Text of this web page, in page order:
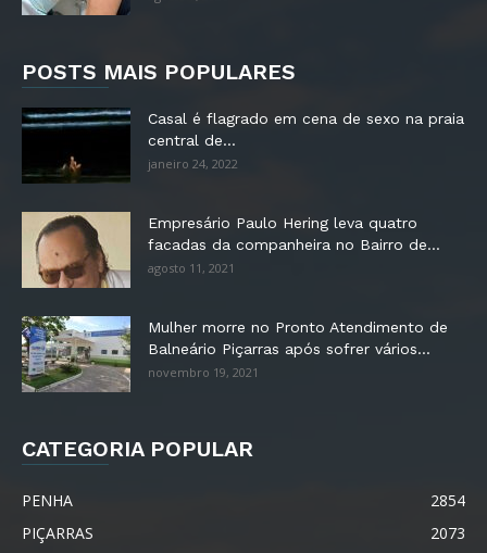
POSTS MAIS POPULARES
Casal é flagrado em cena de sexo na praia
central de...
janeiro 24, 2022
Empresário Paulo Hering leva quatro
facadas da companheira no Bairro de...
agosto 11, 2021
Mulher morre no Pronto Atendimento de
Balneário Piçarras após sofrer vários...
novembro 19, 2021
CATEGORIA POPULAR
PENHA
2854
PIÇARRAS
2073